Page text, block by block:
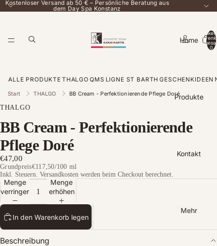
Kostenloser Versand ab 50 € – Persönliche Beratung aus
dem Day Spa Konstanz
Home
Produkte
Kontakt
Mehr
Artikel
0
ALLE PRODUKTE THALGO QMS LIGNE ST BARTH GESCHENKIDEEN
Start THALGO BB Cream - Perfektionierende Pflege Doré
THALGO
BB Cream - Perfektionierende
Pflege Doré
€47,00
Grundpreis€117,50/100 ml
Inkl. Steuern. Versandkosten werden beim Checkout berechnet.
Menge
verringern
Menge
erhöhen
In den Warenkorb legen
Beschreibung